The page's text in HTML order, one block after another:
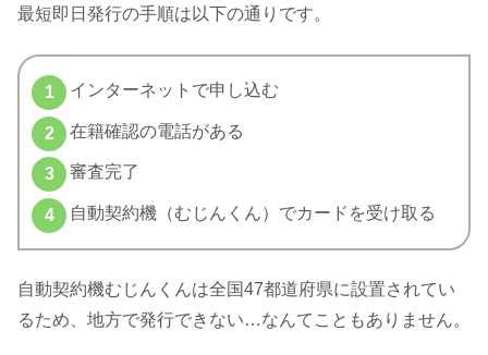
最短即日発行の手順は以下の通りです。
インターネットで申し込む
在籍確認の電話がある
審査完了
自動契約機（むじんくん）でカードを受け取る
自動契約機むじんくんは全国47都道府県に設置されてい
るため、地方で発行できない…なんてこともありません。